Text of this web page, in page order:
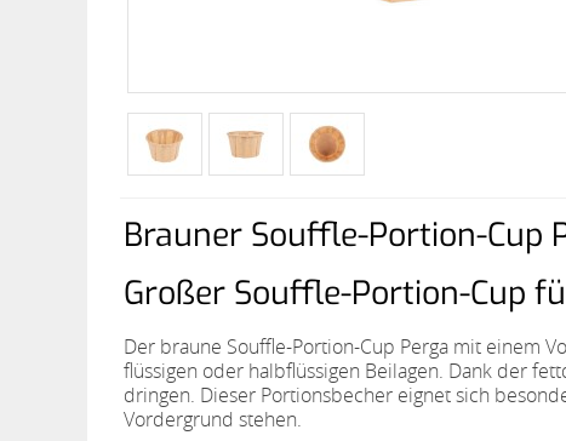
Brauner Souffle-Portion-Cup
Großer Souffle-Portion-Cup
Der braune Souffle-Portion-Cup Perga mit einem
flüssigen oder halbflüssigen Beilagen. Dank der
dringen. Dieser Portionsbecher eignet sich
Vordergrund stehen.